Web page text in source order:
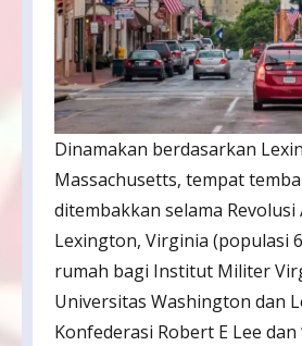
Dinamakan berdasarkan
Massachusetts, tempat
ditembakkan selama Revolusi
Lexington, Virginia (populasi
rumah bagi Institut Militer
Universitas Washington dan
Konfederasi Robert E Lee dan